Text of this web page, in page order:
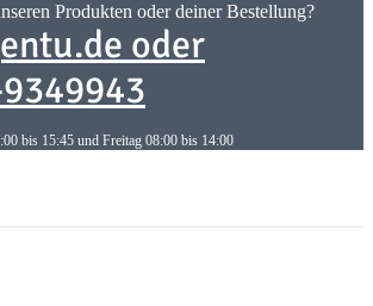
Produkten oder deiner Bestellung?
oder
bis 15:45 und Freitag 08:00 bis 14:00